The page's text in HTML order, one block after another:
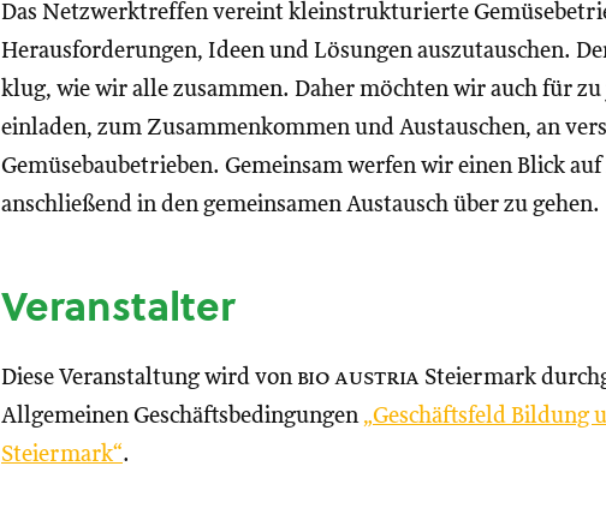
Das Netzwerktreffen vereint kleinstrukturierte
Herausforderungen, Ideen und Lösungen auszutauschen.
klug, wie wir alle zusammen. Daher möchten wir auch für zu
einladen, zum Zusammenkommen und Austauschen, an
Gemüsebaubetrieben. Gemeinsam werfen wir einen Blick
anschließend in den gemeinsamen Austausch über zu gehen.
Veranstalter
Diese Veranstaltung wird von bio austria Steiermark
Allgemeinen Geschäftsbedingungen „Geschäftsfeld Bildung
Steiermark“.